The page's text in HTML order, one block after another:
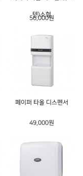
텐)소형
56,000원
페이퍼 타올 디스펜서
49,000원